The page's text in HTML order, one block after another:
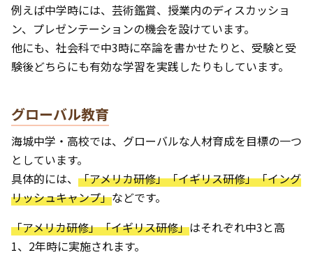
例えば中学時には、芸術鑑賞、授業内のディスカッショ
ン、プレゼンテーションの機会を設けています。
他にも、社会科で中3時に卒論を書かせたりと、受験と受
験後どちらにも有効な学習を実践したりもしています。
グローバル教育
海城中学・高校では、グローバルな人材育成を目標の一つ
としています。
具体的には、 「アメリカ研修」「イギリス研修」「イング
リッシュキャンプ」などです。
「アメリカ研修」「イギリス研修」はそれぞれ中3と高
1、2年時に実施されます。